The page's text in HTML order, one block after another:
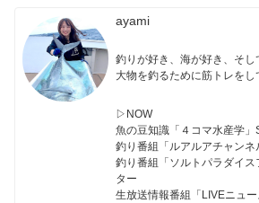
ayami
釣りが好き、海が好き、そし
大物を釣るために筋トレをし
▷NOW
魚の豆知識「４コマ水産学」
釣り番組「ルアルアチャンネ
釣り番組「ソルトパラダイ
ター
生放送情報番組「LIVEニュ